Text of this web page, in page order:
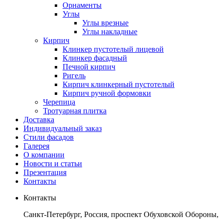
Орнаменты
Углы
Углы врезные
Углы накладные
Кирпич
Клинкер пустотелый лицевой
Клинкер фасадный
Печной кирпич
Ригель
Кирпич клинкерный пустотелый
Кирпич ручной формовки
Черепица
Тротуарная плитка
Доставка
Индивидуальный заказ
Стили фасадов
Галерея
О компании
Новости и статьи
Презентация
Контакты
Контакты
Санкт-Петербург, Россия, проспект Обуховской